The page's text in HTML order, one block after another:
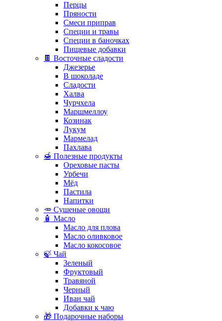
Перцы
Пряности
Смеси приправ
Специи и травы
Специи в баночках
Пищевые добавки
🍫 Восточные сладости
Джезерье
В шоколаде
Сладости
Халва
Чурчхела
Маршмеллоу
Козинак
Лукум
Мармелад
Пахлава
🍯 Полезные продукты
Ореховые пасты
Урбечи
Мёд
Пастила
Напитки
🥕 Сушеные овощи
🧴 Масло
Масло для плова
Масло оливковое
Масло кокосовое
🍃 Чай
Зеленый
Фруктовый
Травяной
Черный
Иван чай
Добавки к чаю
🎁 Подарочные наборы